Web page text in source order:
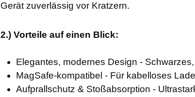
Gerät zuverlässig vor Kratzern.
2.) Vorteile auf einen Blick:
Elegantes, modernes Design -
MagSafe-kompatibel - Für kabelloses
Aufprallschutz & Stoßabsorption -